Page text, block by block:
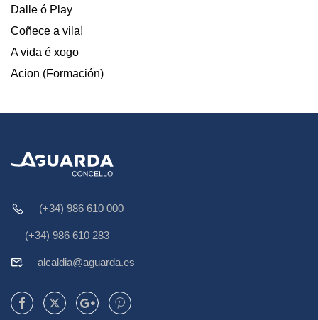
Dalle ó Play
Coñece a vila!
A vida é xogo
Acion (Formación)
(+34) 986 610 000
(+34) 986 610 283
alcaldia@aguarda.es